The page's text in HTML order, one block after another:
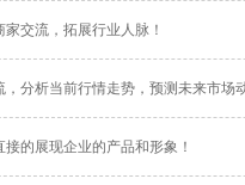
交流，拓展行业人脉！
分析当前行情走势，预测未来市场
的展现企业的产品和形象！